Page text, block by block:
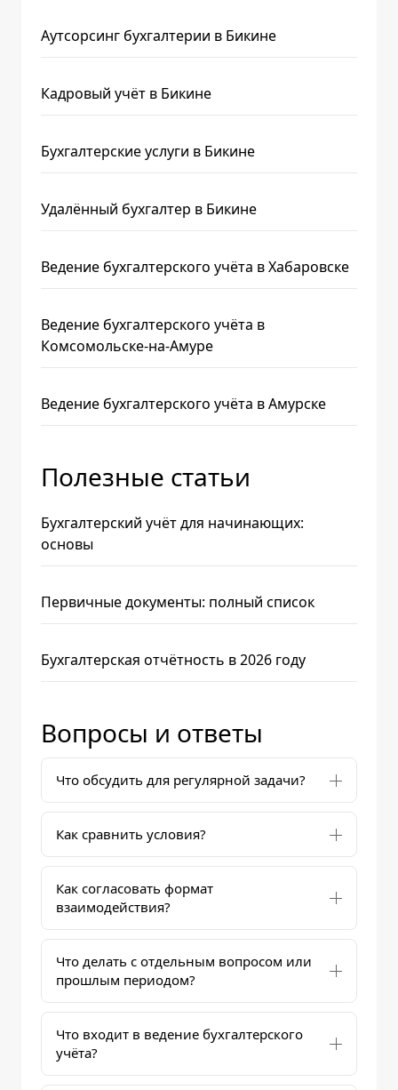
Аутсорсинг бухгалтерии в Бикине
Кадровый учёт в Бикине
Бухгалтерские услуги в Бикине
Удалённый бухгалтер в Бикине
Ведение бухгалтерского учёта в Хабаровске
Ведение бухгалтерского учёта в
Комсомольске-на-Амуре
Ведение бухгалтерского учёта в Амурске
Полезные статьи
Бухгалтерский учёт для начинающих:
основы
Первичные документы: полный список
Бухгалтерская отчётность в 2026 году
Вопросы и ответы
Что обсудить для регулярной задачи?
Как сравнить условия?
Как согласовать формат
взаимодействия?
Что делать с отдельным вопросом или
прошлым периодом?
Что входит в ведение бухгалтерского
учёта?